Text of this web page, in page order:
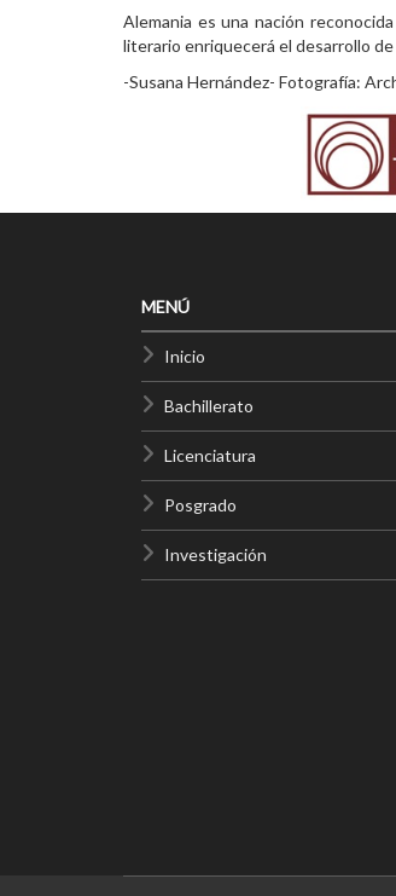
Alemania es una nación
literario enriquecerá el desarrollo
-Susana Hernández- Fotografía:
MENÚ
Inicio
Bachillerato
Licenciatura
Posgrado
Investigación